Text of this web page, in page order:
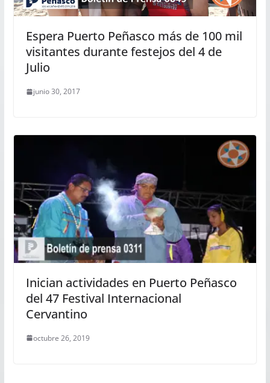
Espera Puerto Peñasco más de 100 mil
visitantes durante festejos del 4 de
Julio
junio 30, 2017
Inician actividades en Puerto Peñasco
del 47 Festival Internacional
Cervantino
octubre 26, 2019